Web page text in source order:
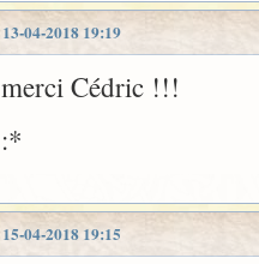
13-04-2018 19:19
merci Cédric !!!
:*
15-04-2018 19:15